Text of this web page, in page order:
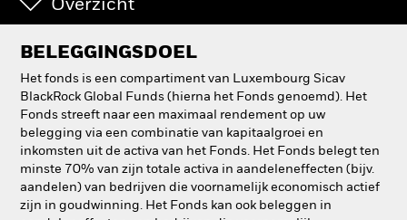
Overzicht
BELEGGINGSDOEL
Het fonds is een compartiment van Luxembourg Sicav
BlackRock Global Funds (hierna het Fonds genoemd). Het
Fonds streeft naar een maximaal rendement op uw
belegging via een combinatie van kapitaalgroei en
inkomsten uit de activa van het Fonds. Het Fonds belegt ten
minste 70% van zijn totale activa in aandeleneffecten (bijv.
aandelen) van bedrijven die voornamelijk economisch actief
zijn in goudwinning. Het Fonds kan ook beleggen in